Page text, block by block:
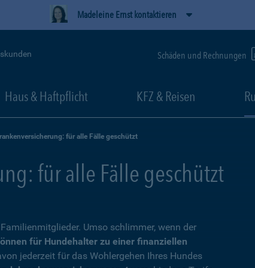
Madeleine Ernst kontaktieren
Schäden und Rechnungen
Haus & Haftpflicht KFZ & Reisen
für alle Fälle geschützt
für alle Fälle geschützt
Umso schlimmer, wenn der
für Hundehalter zu einer finanziellen
jederzeit für das Wohlergehen Ihres Hundes